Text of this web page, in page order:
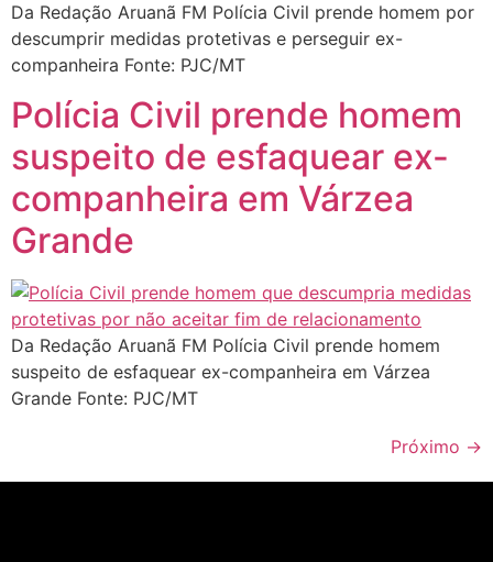
Da Redação Aruanã FM Polícia Civil prende homem por
descumprir medidas protetivas e perseguir ex-
companheira Fonte: PJC/MT
Polícia Civil prende homem
suspeito de esfaquear ex-
companheira em Várzea
Grande
Da Redação Aruanã FM Polícia Civil prende homem
suspeito de esfaquear ex-companheira em Várzea
Grande Fonte: PJC/MT
Próximo →